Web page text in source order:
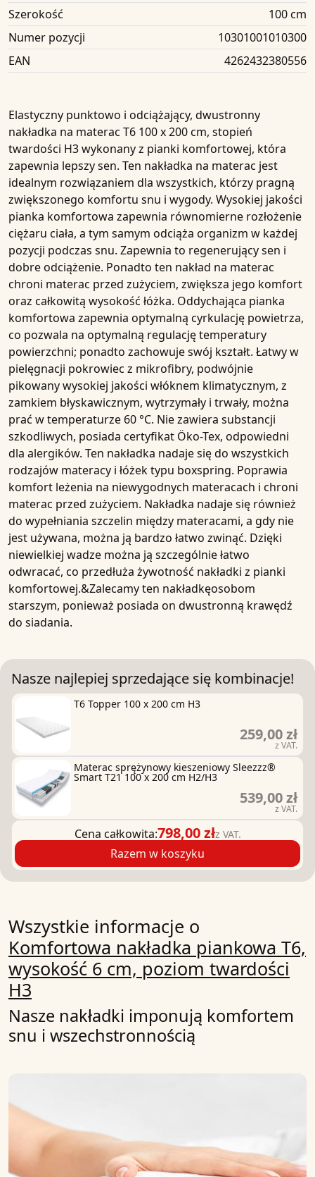
Szerokość
100 cm
Numer pozycji
10301001010300
EAN
4262432380556
Elastyczny punktowo i odciążający, dwustronny
nakładka na materac T6 100 x 200 cm, stopień
twardości H3wykonany z pianki komfortowej, która
zapewnia lepszy sen. Ten nakładka na materac jest
idealnym rozwiązaniem dla wszystkich, którzy pragną
zwiększonego komfortu snu i wygody. Wysokiej jakości
pianka komfortowa zapewnia równomierne rozłożenie
ciężaru ciała, a tym samym odciąża organizm w każdej
pozycji podczas snu. Zapewnia to regenerujący sen i
dobre odciążenie. Ponadto ten nakład na materac
chroni materac przed zużyciem, zwiększa jego komfort
oraz całkowitą wysokość łóżka. Oddychająca pianka
komfortowa zapewnia optymalną cyrkulację powietrza,
co pozwala na optymalną regulację temperatury
powierzchni; ponadto zachowuje swój kształt. Łatwy w
pielęgnacji pokrowiec z mikrofibry, podwójnie
pikowany wysokiej jakości włóknem klimatycznym, z
zamkiem błyskawicznym, wytrzymały i trwały, można
prać w temperaturze 60 °C. Nie zawiera substancji
szkodliwych, posiada certyfikat Öko-Tex, odpowiedni
dla alergików. Ten nakładka nadaje się do wszystkich
rodzajów materacy i łóżek typu boxspring. Poprawia
komfort leżenia na niewygodnych materacach i chroni
materac przed zużyciem. Nakładka nadaje się również
do wypełniania szczelin między materacami, a gdy nie
jest używana, można ją bardzo łatwo zwinąć. Dzięki
niewielkiej wadze można ją szczególnie łatwo
odwracać, co przedłuża żywotność nakładki z pianki
komfortowej.&Zalecamy ten nakładkęosobom
starszym, ponieważ posiada on dwustronną krawędź
do siadania.
Nasze najlepiej sprzedające się kombinacje!
T6 Topper 100 x 200 cm H3
259,00 zł
z VAT.
Materac sprężynowy kieszeniowy Sleezzz®
Smart T21 100 x 200 cm H2/H3
539,00 zł
z VAT.
Cena całkowita:798,00 złz VAT.
Razem w koszyku
Wszystkie informacje o
Komfortowa nakładka piankowa T6,
wysokość 6 cm, poziom twardości
H3
Nasze nakładki imponują komfortem
snu i wszechstronnością